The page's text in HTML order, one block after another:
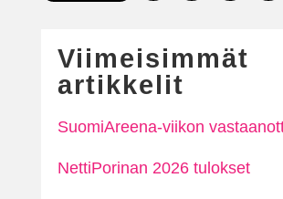
Viimeisimmät
artikkelit
SuomiAreena-viikon
NettiPorinan 2026 tulokset